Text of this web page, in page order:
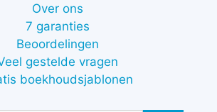
Over ons
7 garanties
Beoordelingen
gestelde vragen
boekhoudsjablonen